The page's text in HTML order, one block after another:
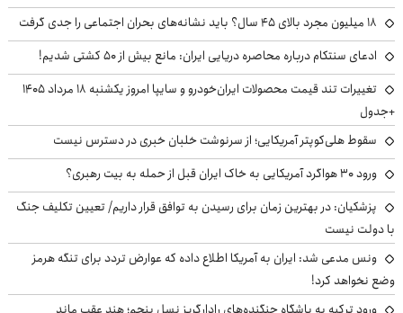
۱۸ میلیون مجرد بالای ۴۵ سال؟ باید نشانه‌های بحران اجتماعی را جدی گرفت
ادعای سنتکام درباره محاصره دریایی ایران: مانع بیش از ۵۰ کشتی شدیم!
تغییرات تند قیمت محصولات ایران‌خودرو و سایپا امروز یکشنبه ۱۸ مرداد ۱۴۰۵
+جدول
سقوط هلی‌کوپتر آمریکایی؛ از سرنوشت خلبان خبری در دسترس نیست
ورود ۳۰ هواگرد آمریکایی به خاک ایران قبل از حمله به بیت رهبری؟
پزشکیان‌: در بهترین زمان برای رسیدن به توافق قرار داریم/ تعیین تکلیف جنگ
با دولت نیست
ونس مدعی شد: ایران به آمریکا اطلاع داده که عوارض تردد برای تنگه هرمز
وضع نخواهد کرد!